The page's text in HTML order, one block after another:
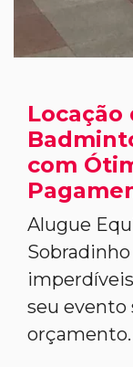
com
Alugue
seu
orçamento.